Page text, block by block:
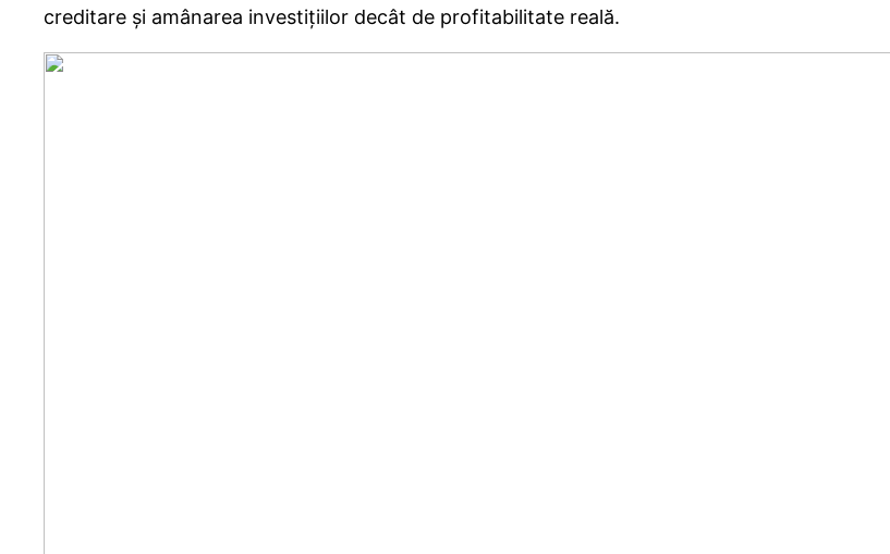
creditare și amânarea investițiilor decât de profitabilitate reală.